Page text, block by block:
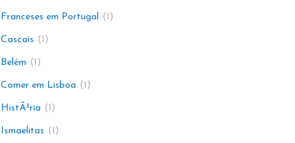
Franceses em Portugal 1
Cascais 1
Belém 1
Comer em Lisboa 1
HistÃ³ria 1
Ismaelitas 1